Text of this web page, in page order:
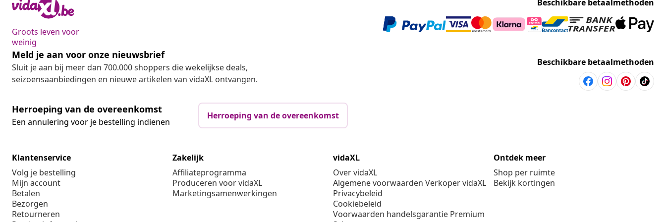
Groots leven voor
weinig
Beschikbare betaalmethoden
Meld je aan voor onze nieuwsbrief
Sluit je aan bij meer dan 700.000 shoppers die wekelijkse deals,
seizoensaanbiedingen en nieuwe artikelen van vidaXL ontvangen.
Beschikbare betaalmethoden
Herroeping van de overeenkomst
Een annulering voor je bestelling indienen
Herroeping van de overeenkomst
Klantenservice
Volg je bestelling
Mijn account
Betalen
Bezorgen
Retourneren
Zakelijk
Affiliateprogramma
Produceren voor vidaXL
Marketingsamenwerkingen
vidaXL
Over vidaXL
Algemene voorwaarden Verkoper vidaXL
Privacybeleid
Cookiebeleid
Voorwaarden handelsgarantie Premium
Ontdek meer
Shop per ruimte
Bekijk kortingen